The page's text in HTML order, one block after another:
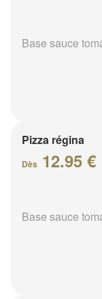
Base sauce
Pizza régina
Dès 12.95 €
Base sauce